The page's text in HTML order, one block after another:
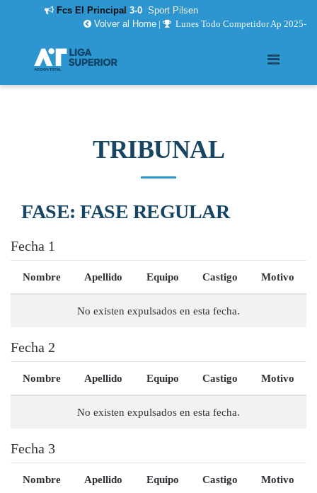
Fcs El Principal 3-0Sport Pilsen
Volver al Home | Lunes Todo Competidor Ap 2025-
TRIBUNAL
FASE: FASE REGULAR
Fecha 1
Nombre Apellido Equipo Castigo Motivo
No existen expulsados en esta fecha.
Fecha 2
Nombre Apellido Equipo Castigo Motivo
No existen expulsados en esta fecha.
Fecha 3
Nombre Apellido Equipo Castigo Motivo